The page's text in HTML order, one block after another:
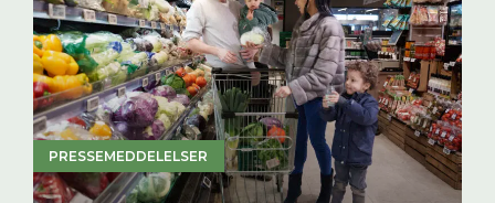
PRESSEMEDDELELSER